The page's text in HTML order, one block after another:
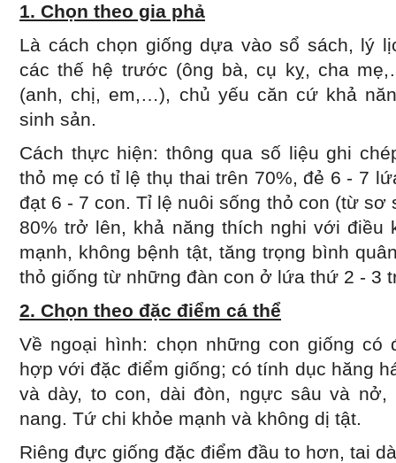
1. Chọn theo gia phả
Là cách chọn giống dựa vào sổ sách, lý
các thế hệ trước (ông bà, cụ kỵ, cha
(anh, chị, em,…), chủ yếu căn cứ khả
sinh sản.
Cách thực hiện: thông qua số liệu ghi
thỏ mẹ có tỉ lệ thụ thai trên 70%, đẻ 6 - 7
đạt 6 - 7 con. Tỉ lệ nuôi sống thỏ con (từ sơ
80% trở lên, khả năng thích nghi với điều
mạnh, không bệnh tật, tăng trọng bình
thỏ giống từ những đàn con ở lứa thứ 2 - 3
2. Chọn theo đặc điểm cá thể
Về ngoại hình: chọn những con giống có
hợp với đặc điểm giống; có tính dục hăng
và dày, to con, dài đòn, ngực sâu và
nang. Tứ chi khỏe mạnh và không dị tật.
Riêng đực giống đặc điểm đầu to hơn, tai